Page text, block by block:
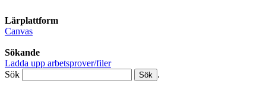
Lärplattform
Canvas
Sökande
Ladda upp arbetsprover/filer
Sök
.